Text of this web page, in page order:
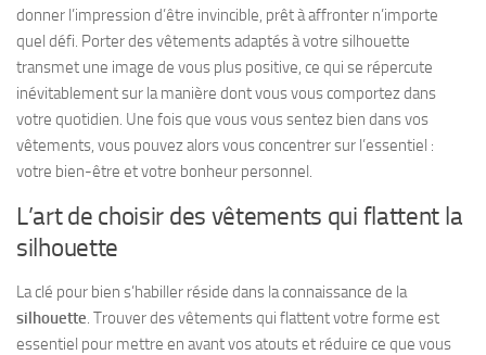
donner l’impression d’être invincible, prêt à affronter n’importe
quel défi. Porter des vêtements adaptés à votre silhouette
transmet une image de vous plus positive, ce qui se répercute
inévitablement sur la manière dont vous vous comportez dans
votre quotidien. Une fois que vous vous sentez bien dans vos
vêtements, vous pouvez alors vous concentrer sur l’essentiel :
votre bien-être et votre bonheur personnel.
L’art de choisir des vêtements qui flattent la
silhouette
La clé pour bien s’habiller réside dans la connaissance de la
silhouette. Trouver des vêtements qui flattent votre forme est
essentiel pour mettre en avant vos atouts et réduire ce que vous